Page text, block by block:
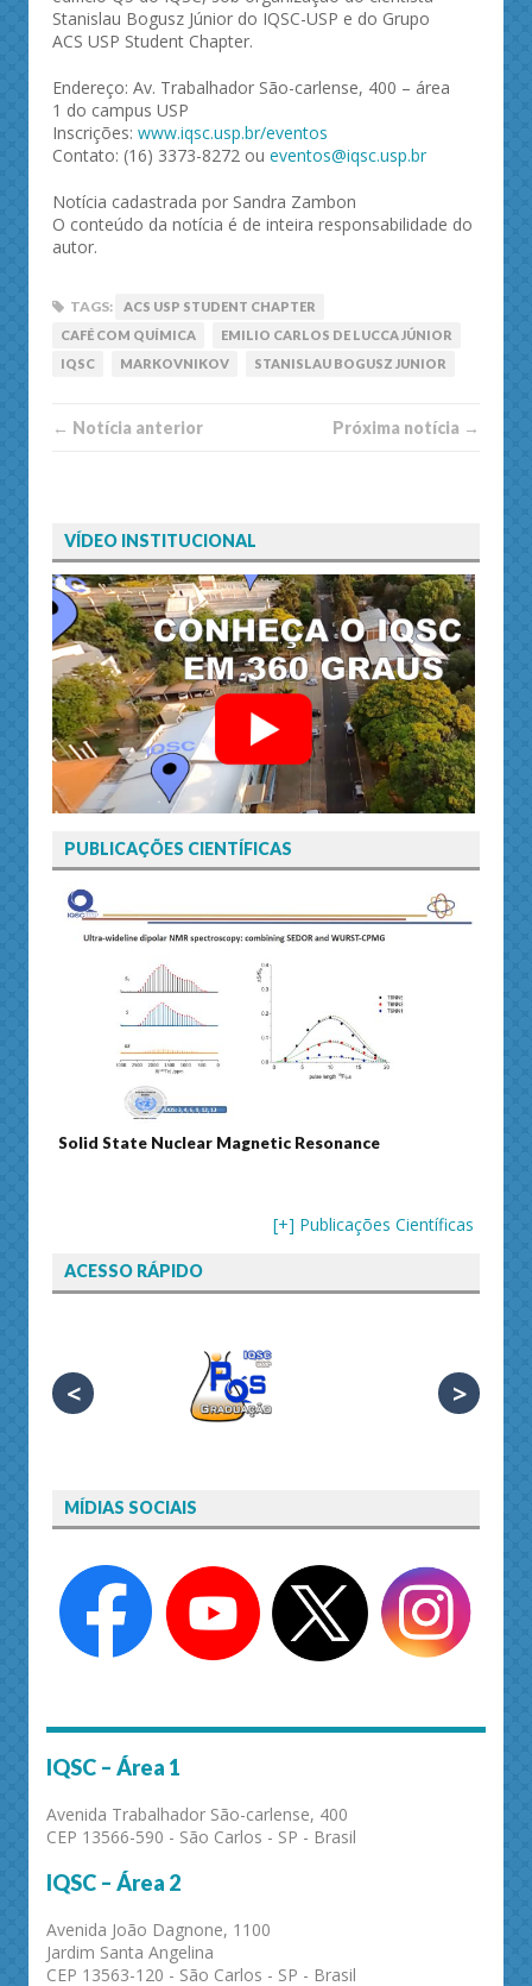
Stanislau Bogusz Júnior do IQSC-USP e do Grupo
ACS USP Student Chapter.
Endereço: Av. Trabalhador São-carlense, 400 – área
1 do campus USP
Inscrições: www.iqsc.usp.br/eventos
Contato: (16) 3373-8272 ou eventos@iqsc.usp.br
Notícia cadastrada por Sandra Zambon
O conteúdo da notícia é de inteira responsabilidade do
autor.
TAGS:
ACS USP STUDENT CHAPTER
CAFÉ COM QUÍMICA
EMILIO CARLOS DE LUCCA JÚNIOR
IQSC
MARKOVNIKOV STANISLAU BOGUSZ JUNIOR
← Notí­cia anterior Próxima notí­­cia →
VÍDEO INSTITUCIONAL
PUBLICAÇÕES CIENTÍFICAS
Solid State Nuclear Magnetic Resonance
[+] Publicações Científicas
ACESSO RÁPIDO
< >
MÍDIAS SOCIAIS
IQSC – Área 1
Avenida Trabalhador São-carlense, 400
CEP 13566-590 - São Carlos - SP - Brasil
IQSC – Área 2
Avenida João Dagnone, 1100
Jardim Santa Angelina
CEP 13563-120 - São Carlos - SP - Brasil